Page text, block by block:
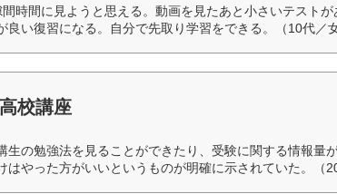
時間に見ようと思える。動画を見たあと小さいテスト
良い復習になる。自分で先取り学習をできる。（10代／女
校講座
生の勉強法を見ることができたり、受験に関する情報量が
はやった方がいいというものが明確に示されていた。（